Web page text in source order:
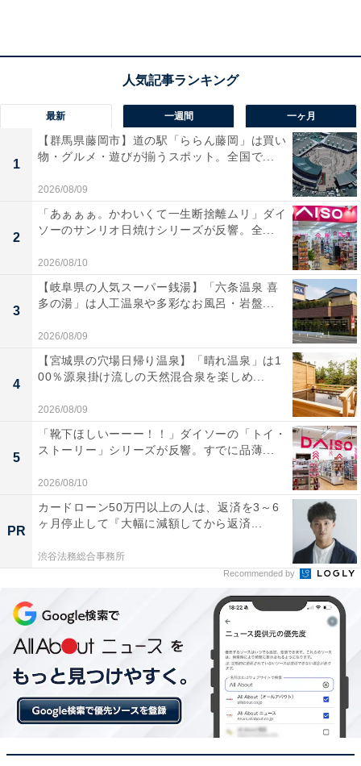
ツが特に美味しかったです」「窓からの眺めもお堀や
木々の緑が素敵」という声があがっています。城濠に囲
った朝食と景色を楽しみたい人におすすめの宿です。
クーポン詳細
予約可能期間：2025年11月1日 10:17 ～ 2025年11月30
日 23:59
宿泊可能期間：2026年1月1日 チェックイン ～ 2026年4
月1日 チェックアウト
枚数制限：先着20枚
利用条件：大人2名以上での宿泊 / 20,000円(税込)以上の
宿泊料金
楽天トラベルの「宿クーポン」とは？
楽天トラベルでは、各宿泊施設がオリジナルで発行する
「宿クーポン」を使ってお得に宿泊施設を予約できま
す。掘り出し物もあるかもしれません。割引額や配布枚
数は宿泊施設によって異なるので、お得なクーポンをぜ
最新 一週間 一ヶ月
1
【群馬県藤岡市】道の駅「ららん藤岡」は買い
物・グルメ・遊びが揃うスポット。全国で...
2026/08/09
2
「あぁぁぁ。かわいくて一生断捨離ムリ」ダイ
ソーのサンリオ日焼けシリーズが反響。全...
2026/08/10
3
【岐阜県の人気スーパー銭湯】「六条温泉 喜
多の湯」は人工温泉や多彩なお風呂・岩盤...
2026/08/09
4
【宮城県の穴場日帰り温泉】「晴れ温泉」は1
00％源泉掛け流しの天然混合泉を楽しめ...
2026/08/09
5
「靴下ほしいーーー！！」ダイソーの「トイ・
ストーリー」シリーズが反響。すでに品薄...
2026/08/10
PR
カードローン50万円以上の人は、返済を3～6
ヶ月停止して『大幅に減額してから返済...
渋谷法務総合事務所
Recommended by